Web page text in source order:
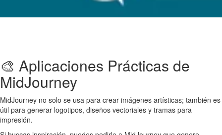
🎨 Aplicaciones Prácticas de
MidJourney
MidJourney no solo se usa para crear imágenes artísticas; también es
útil para generar logotipos, diseños vectoriales y tramas para
impresión.